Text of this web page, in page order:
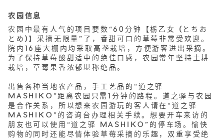
农园信息
农园中最有人气的项目要数“60分钟【栃乙女 (とちお
とめ)】采摘无限量”了，香甜可口的草莓非常受欢迎。
院内16座大棚内均采取高垄栽培，方便游客进出采摘。
为了保持草莓酸甜适中的绝佳口感，农园常年坚持土耕
栽培，草莓果香浓郁堪称绝品。
出售各种当地农产品，手工艺品的“道之驿
MASHIKO”距离农园只需1分钟的路程。道之驿与农园
是合作关系，所以想来农园游玩的客人请在“道之驿
MASHIKO”的咨询台办理相关手续。想要开车来访的
朋友也可以使用“道之驿 MASHIKO”的停车场。愉快
购物的同时还能尽情体验草莓采摘的乐趣，双重享受绝